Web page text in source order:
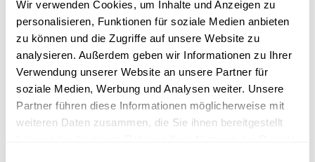
Wir verwenden Cookies, um Inhalte und Anzeigen zu
personalisieren, Funktionen für soziale Medien anbieten
zu können und die Zugriffe auf unsere Website zu
analysieren. Außerdem geben wir Informationen zu Ihrer
Verwendung unserer Website an unsere Partner für
soziale Medien, Werbung und Analysen weiter. Unsere
Partner führen diese Informationen möglicherweise mit
weiteren Daten zusammen, die Sie ihnen bereitgestellt
Art der Aufnahme
Interview
Download